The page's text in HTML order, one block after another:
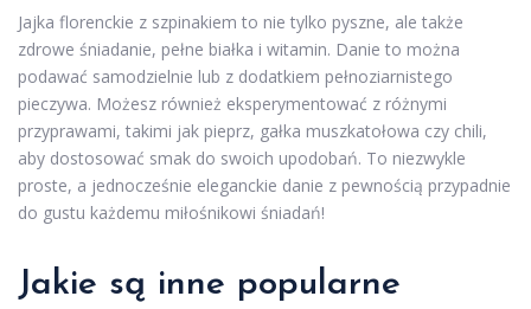
Jajka florenckie z szpinakiem to nie tylko pyszne, ale także
zdrowe śniadanie, pełne białka i witamin. Danie to można
podawać samodzielnie lub z dodatkiem pełnoziarnistego
pieczywa. Możesz również eksperymentować z różnymi
przyprawami, takimi jak pieprz, gałka muszkatołowa czy chili,
aby dostosować smak do swoich upodobań. To niezwykle
proste, a jednocześnie eleganckie danie z pewnością przypadnie
do gustu każdemu miłośnikowi śniadań!
Jakie są inne popularne